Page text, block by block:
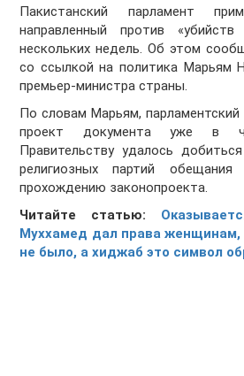
Пакистанский парламент
направленный против
нескольких недель. Об этом
со ссылкой на политика Марьям
премьер-министра страны.
По словам Марьям,
проект документа уже в
Правительству удалось
религиозных партий обещания
прохождению законопроекта.
Читайте статью:
Муххамед дал права женщинам,
не было, а хиджаб это символ